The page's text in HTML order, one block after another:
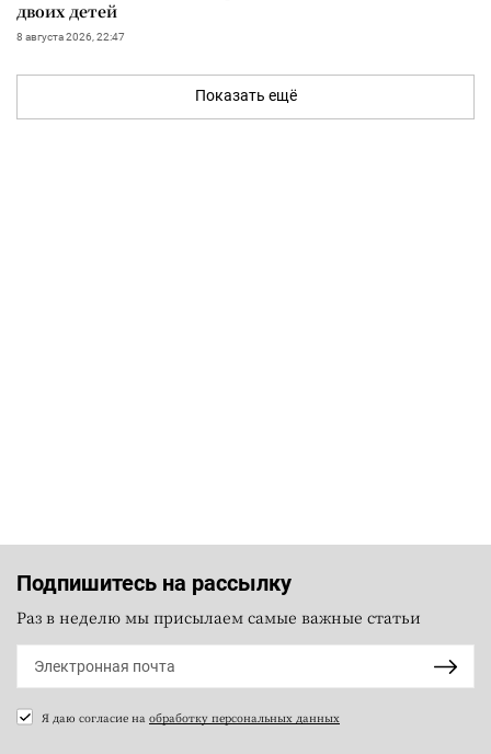
двоих детей
8 августа 2026, 22:47
Показать ещё
Подпишитесь на рассылку
Раз в неделю мы присылаем самые важные статьи
Я даю согласие на обработку персональных данных